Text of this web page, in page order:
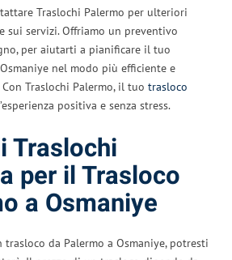
Traslochi Palermo per ulteriori
sui servizi. Offriamo un preventivo
per aiutarti a pianificare il tuo
nel modo più efficiente e
Traslochi Palermo, il tuo trasloco
positiva e senza stress.
Traslochi
per il Trasloco
a Osmaniye
da Palermo a Osmaniye, potresti